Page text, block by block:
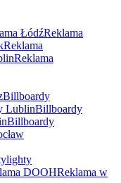
ŁódźReklama
Reklama
Reklama
Billboardy
LublinBillboardy
Billboardy
DOOHReklama w